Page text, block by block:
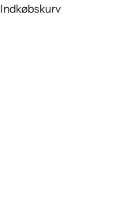
Indkøbskurv